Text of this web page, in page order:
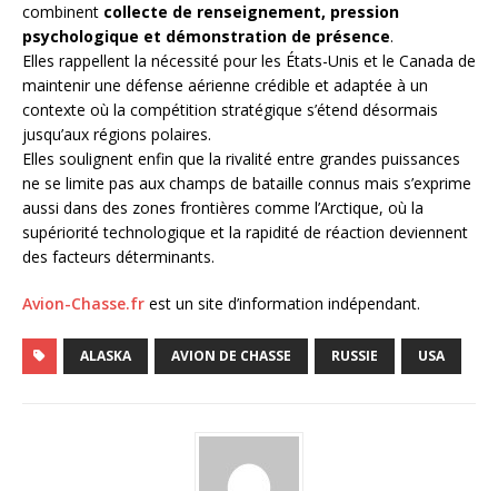
combinent collecte de renseignement, pression
psychologique et démonstration de présence.
Elles rappellent la nécessité pour les États-Unis et le Canada de
maintenir une défense aérienne crédible et adaptée à un
contexte où la compétition stratégique s’étend désormais
jusqu’aux régions polaires.
Elles soulignent enfin que la rivalité entre grandes puissances
ne se limite pas aux champs de bataille connus mais s’exprime
aussi dans des zones frontières comme l’Arctique, où la
supériorité technologique et la rapidité de réaction deviennent
des facteurs déterminants.
Avion-Chasse.fr est un site d’information indépendant.
ALASKA AVION DE CHASSE RUSSIE USA